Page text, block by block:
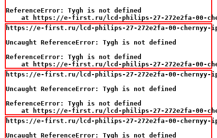
ReferenceError: Tygh is not defined
at https://e-first.ru/lcd-philips-27-272e2fa-00-
https://e-first.ru/lcd-philips-27-272e2fa-00-chernyy-ips-
Uncaught ReferenceError: Tygh is not defined
ReferenceError: Tygh is not defined
at https://e-first.ru/lcd-philips-27-272e2fa-00-
https://e-first.ru/lcd-philips-27-272e2fa-00-chernyy-ips-
Uncaught ReferenceError: Tygh is not defined
ReferenceError: Tygh is not defined
at https://e-first.ru/lcd-philips-27-272e2fa-00-
https://e-first.ru/lcd-philips-27-272e2fa-00-chernyy-ips-
Uncaught ReferenceError: Tygh is not defined